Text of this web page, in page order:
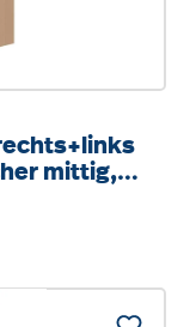
mittig,